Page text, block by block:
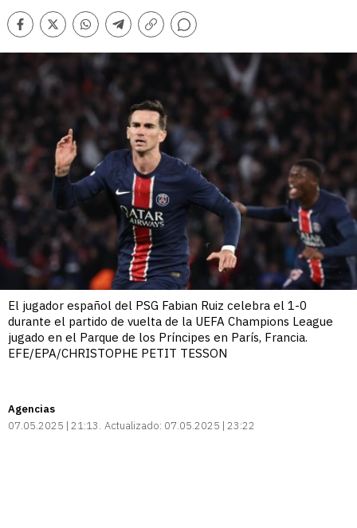
Facebook
TwitterWhatsappTelegram
Copiar
Comentarios
El jugador español del PSG Fabian Ruiz celebra el 1-0
durante el partido de vuelta de la UEFA Champions League
jugado en el Parque de los Príncipes en París, Francia.
EFE/EPA/CHRISTOPHE PETIT TESSON
Agencias
07.05.2025 | 21:13 Actualizado: 07.05.2025 | 23:22